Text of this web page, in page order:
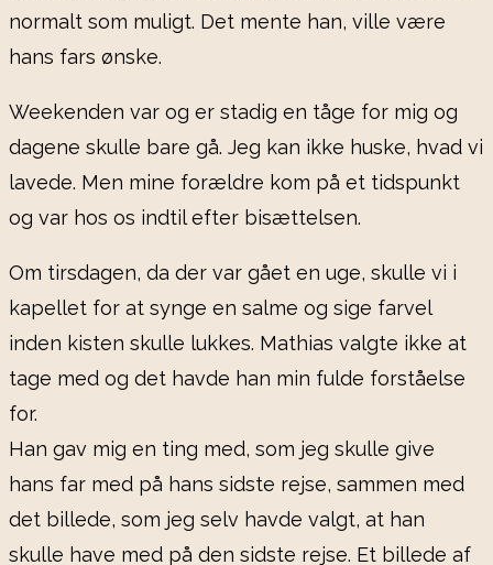
normalt som muligt. Det mente han, ville være
hans fars ønske.
Weekenden var og er stadig en tåge for mig og
dagene skulle bare gå. Jeg kan ikke huske, hvad vi
lavede. Men mine forældre kom på et tidspunkt
og var hos os indtil efter bisættelsen.
Om tirsdagen, da der var gået en uge, skulle vi i
kapellet for at synge en salme og sige farvel
inden kisten skulle lukkes. Mathias valgte ikke at
tage med og det havde han min fulde forståelse
for.
Han gav mig en ting med, som jeg skulle give
hans far med på hans sidste rejse, sammen med
det billede, som jeg selv havde valgt, at han
skulle have med på den sidste rejse. Et billede af